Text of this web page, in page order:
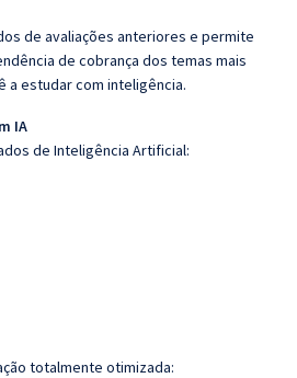
de avaliações anteriores e permite
de cobrança dos temas mais
a estudar com inteligência.
IA
de Inteligência Artificial:
totalmente otimizada: